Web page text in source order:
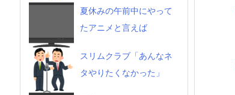
夏休みの午前中にやって
たアニメと言えば
スリムクラブ「あんなネ
タやりたくなかった」